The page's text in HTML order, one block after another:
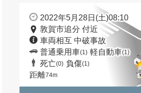
2022年5月28日(土)08:10
敦賀市追分 付近
車両相互 中破事故
普通乗用車(1) 軽自動車(1)
死亡(0) 負傷(1)
距離74m